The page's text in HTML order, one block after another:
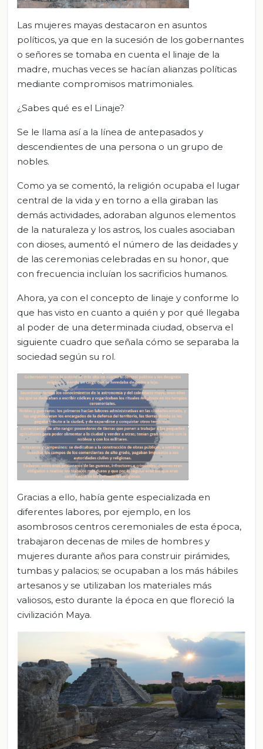
Las mujeres mayas destacaron en asuntos
políticos, ya que en la sucesión de los gobernantes
o señores se tomaba en cuenta el linaje de la
madre, muchas veces se hacían alianzas políticas
mediante compromisos matrimoniales.
¿Sabes qué es el Linaje?
Se le llama así a la línea de antepasados y
descendientes de una persona o un grupo de
nobles.
Como ya se comentó, la religión ocupaba el lugar
central de la vida y en torno a ella giraban las
demás actividades, adoraban algunos elementos
de la naturaleza y los astros, los cuales asociaban
con dioses, aumentó el número de las deidades y
de las ceremonias celebradas en su honor, que
con frecuencia incluían los sacrificios humanos.
Ahora, ya con el concepto de linaje y conforme lo
que has visto en cuanto a quién y por qué llegaba
al poder de una determinada ciudad, observa el
siguiente cuadro que señala cómo se separaba la
sociedad según su rol.
Gracias a ello, había gente especializada en
diferentes labores, por ejemplo, en los
asombrosos centros ceremoniales de esta época,
trabajaron decenas de miles de hombres y
mujeres durante años para construir pirámides,
tumbas y palacios; se ocupaban a los más hábiles
artesanos y se utilizaban los materiales más
valiosos, esto durante la época en que floreció la
civilización Maya.